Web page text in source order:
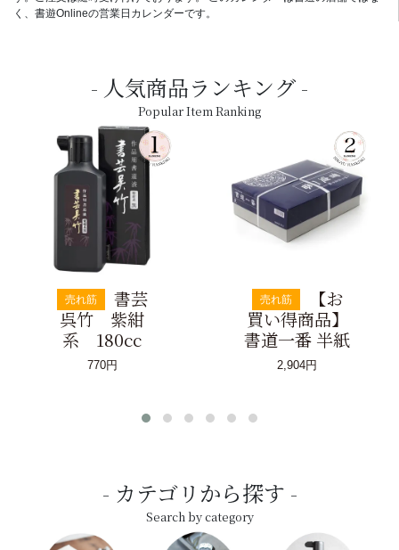
く、書遊Onlineの営業日カレンダーです。
人気商品ランキング
Popular Item Ranking
売れ筋
書芸
呉竹 紫紺
系 180cc
770円
売れ筋
【お
買い得商品】
書道一番 半紙
2,904円
カテゴリから探す
Search by category